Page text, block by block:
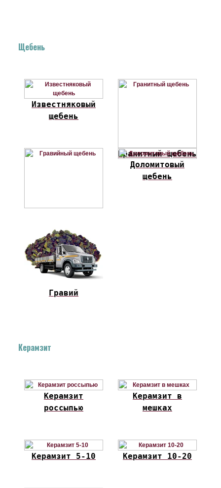
Щебень
Известняковый
щебень
Гранитный щебень
Доломитовый
щебень
Гравий
Керамзит
Керамзит
россыпью
Керамзит в
мешках
Керамзит 5-10 Керамзит 10-20